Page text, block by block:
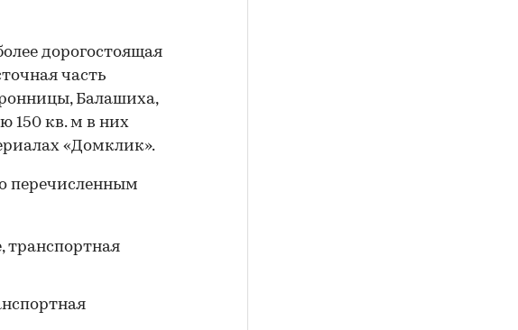
дорогостоящая
часть
Балашиха,
150 кв. м в них
«Домклик».
перечисленным
транспортная